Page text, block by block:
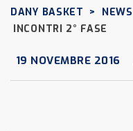
DANY BASKET > NEWS
INCONTRI 2° FASE
19 NOVEMBRE 2016